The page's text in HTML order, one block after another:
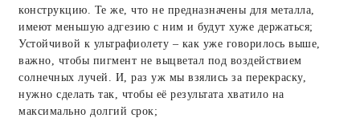
конструкцию. Те же, что не предназначены для металла,
имеют меньшую адгезию с ним и будут хуже держаться;
Устойчивой к ультрафиолету – как уже говорилось выше,
важно, чтобы пигмент не выцветал под воздействием
солнечных лучей. И, раз уж мы взялись за перекраску,
нужно сделать так, чтобы её результата хватило на
максимально долгий срок;